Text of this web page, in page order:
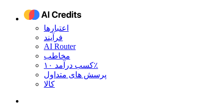
اعتبارها
فرآیند
AI Router
مخاطب
کسب درآمد ۱۰٪
پرسش های متداول
کالا